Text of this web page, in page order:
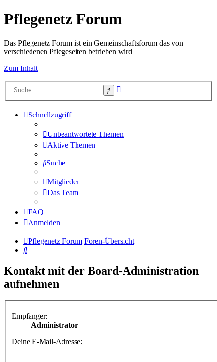
Pflegenetz Forum
Das Pflegenetz Forum ist ein Gemeinschaftsforum das von
verschiedenen Pflegeseiten betrieben wird
Zum Inhalt
Suche
Schnellzugriff
Unbeantwortete Themen
Aktive Themen
Suche
Mitglieder
Das Team
FAQ
Anmelden
Pflegenetz Forum Foren-Übersicht
Suche
Kontakt mit der Board-Administration
aufnehmen
Empfänger:
Administrator
Deine E-Mail-Adresse: